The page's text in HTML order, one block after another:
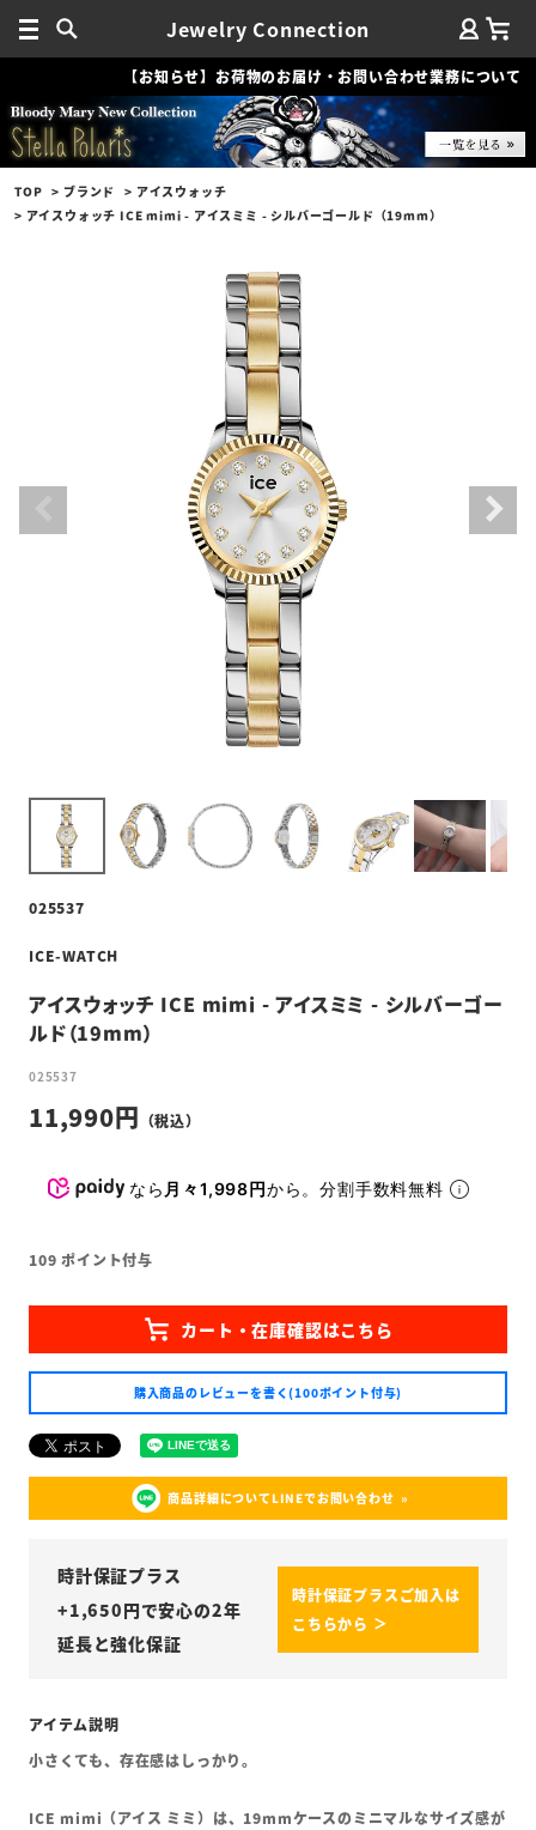
Jewelry Connection
【お知らせ】お荷物のお届け・お問い合わせ業務について
TOP ブランド
アイスウォッチ
アイスウォッチ ICE mimi - アイスミミ - シルバーゴールド（19mm）
025537
ICE-WATCH
アイスウォッチ ICE mimi - アイスミミ - シルバーゴー
ルド（19mm）
025537
11,990
なら 月々1,998円から。分割手数料無料
109 ポイント付与
購入商品のレビューを書く(100ポイント付与)
商品詳細についてLINEでお問い合わせ
時計保証プラス
+1,650円で安心の2年
延長と強化保証
時計保証プラスご加入は
こちらから ＞
小さくても、存在感はしっかり。
ICE mimi（アイス ミミ）は、19mmケースのミニマルなサイズ感が